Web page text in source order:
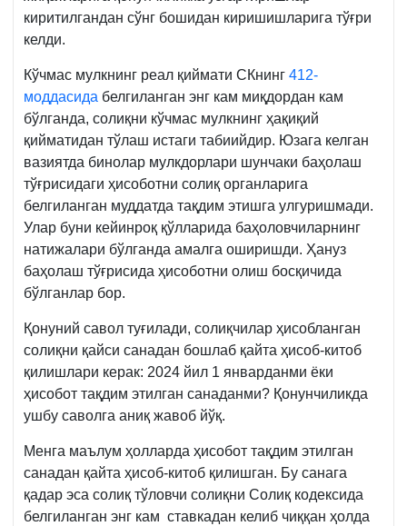
киритилгандан сўнг бошидан киришишларига тўғри
келди.
Кўчмас мулкнинг реал қиймати СКнинг 412-
моддасида белгиланган энг кам миқдордан кам
бўлганда, солиқни кўчмас мулкнинг ҳақиқий
қийматидан тўлаш истаги табиийдир. Юзага келган
вазиятда бинолар мулкдорлари шунчаки баҳолаш
тўғрисидаги ҳисоботни солиқ органларига
белгиланган муддатда тақдим этишга улгуришмади.
Улар буни кейинроқ қўлларида баҳоловчиларнинг
натижалари бўлганда амалга оширишди. Ҳануз
баҳолаш тўғрисида ҳисоботни олиш босқичида
бўлганлар бор.
Қонуний савол туғилади, солиқчилар ҳисобланган
солиқни қайси санадан бошлаб қайта ҳисоб-китоб
қилишлари керак: 2024 йил 1 январданми ёки
ҳисобот тақдим этилган санаданми? Қонунчиликда
ушбу саволга аниқ жавоб йўқ.
Менга маълум ҳолларда ҳисобот тақдим этилган
санадан қайта ҳисоб-китоб қилишган. Бу санага
қадар эса солиқ тўловчи солиқни Солиқ кодексида
белгиланган энг кам ставкадан келиб чиққан ҳолда